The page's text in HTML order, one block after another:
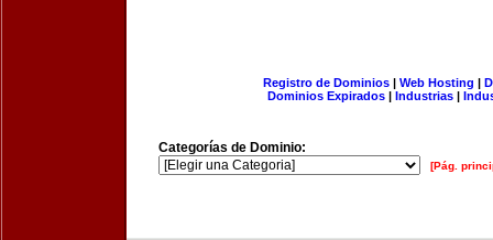
Registro de Dominios| Web Hosting |
Dominios Expirados | Industrias |
Categorías de Dominio:
[Pág.